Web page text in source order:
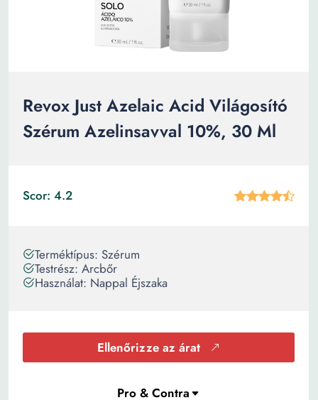
Revox Just Azelaic Acid Világosító
Szérum Azelinsavval 10%, 30 Ml
Scor: 4.2
Terméktípus: Szérum
Testrész: Arcbőr
Használat: Nappal Éjszaka
Ellenőrizze az árat